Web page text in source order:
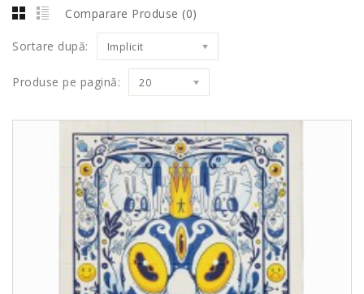
Comparare Produse (0)
Sortare după: Implicit
Produse pe pagină: 20